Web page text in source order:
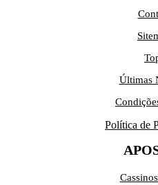
Últimas
Política de